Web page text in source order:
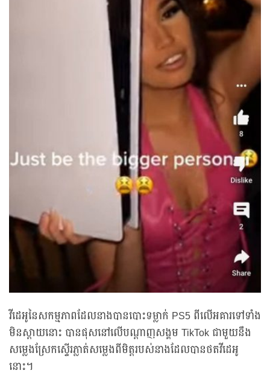
វីដេអូនៃសកម្មភាពដែលនាងបានបោះទម្លាក់ PS5 ពីលើអគារទៅទាំង
មិនស្តាយនោះ បានផុសនៅលើបណ្តាញសង្គម TikTok ជាមួយនឹង
សម្លេងស្រែកស្ទើរភ្លាត់សម្លេងពីមិត្តរបស់នាងដែលបានថតវីដេអូ
នោះ។